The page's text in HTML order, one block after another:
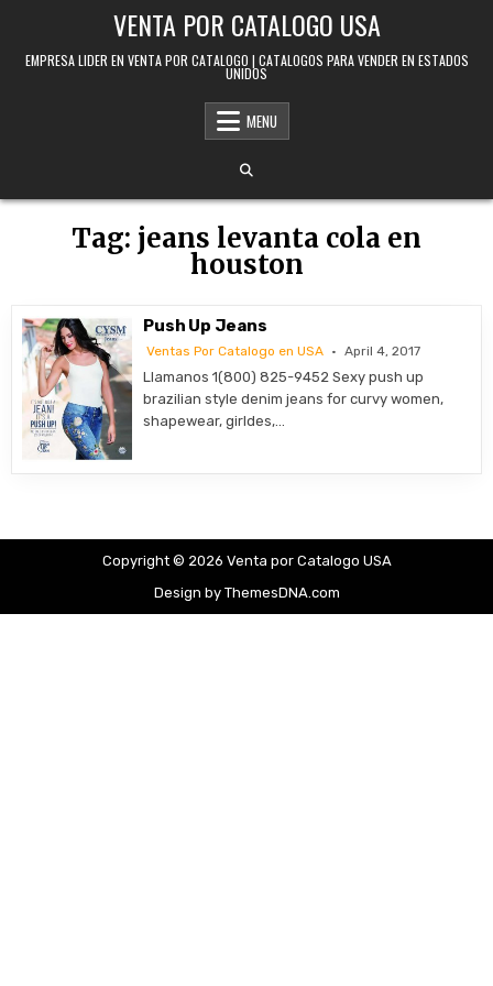
VENTA POR CATALOGO USA
EMPRESA LIDER EN VENTA POR CATALOGO | CATALOGOS PARA VENDER EN ESTADOS
UNIDOS
MENU
Tag: jeans levanta cola en
houston
Push Up Jeans
Ventas Por Catalogo en USA April 4, 2017
Llamanos 1(800) 825-9452 Sexy push up
brazilian style denim jeans for curvy women,
shapewear, girldes,…
Copyright © 2026 Venta por Catalogo USA
Design by ThemesDNA.com